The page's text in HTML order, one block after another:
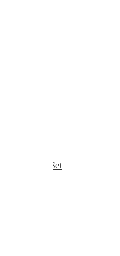
Füße, 5er-Set